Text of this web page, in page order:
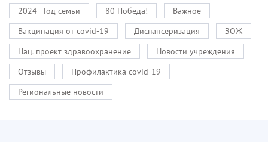
2024 - Год семьи
80 Победа!
Важное
Вакцинация от covid-19
Диспансеризация
ЗОЖ
Нац. проект здравоохранение
Новости учреждения
Отзывы
Профилактика covid-19
Региональные новости